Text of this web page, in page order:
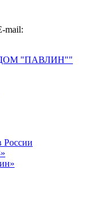
mail:
"ПАВЛИН""
России